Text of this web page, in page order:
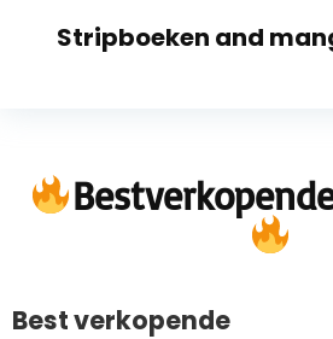
Stripboeken and
Best verkopende